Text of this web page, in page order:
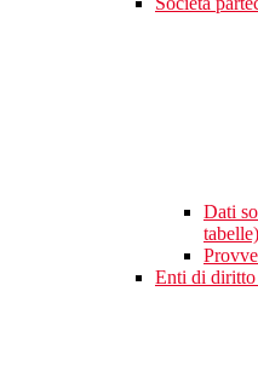
Dati
tabelle)
Enti di